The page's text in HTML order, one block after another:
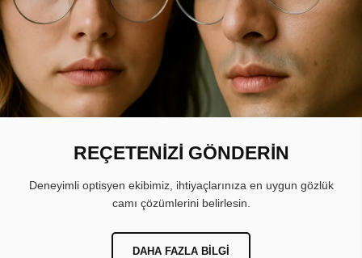
REÇETENİZİ GÖNDERİN
Deneyimli optisyen ekibimiz, ihtiyaçlarınıza en uygun gözlük
camı çözümlerini belirlesin.
DAHA FAZLA BILGI